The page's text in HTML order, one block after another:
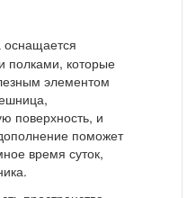
оснащается
которые
элементом
поверхность, и
поможет
время суток,